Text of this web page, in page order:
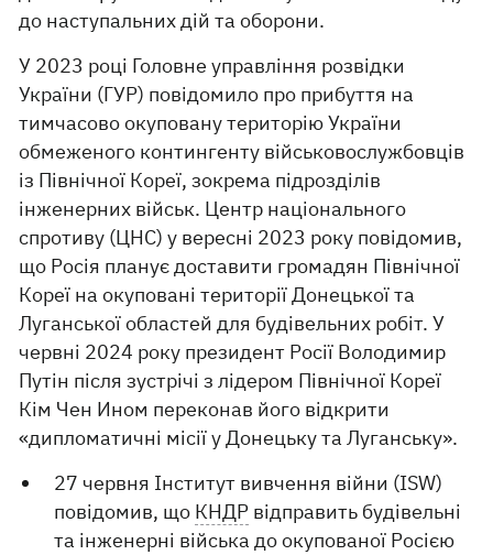
до наступальних дій та оборони.
У 2023 році Головне управління розвідки
України (ГУР) повідомило про прибуття на
тимчасово окуповану територію України
обмеженого контингенту військовослужбовців
із Північної Кореї, зокрема підрозділів
інженерних військ. Центр національного
спротиву (ЦНС) у вересні 2023 року повідомив,
що Росія планує доставити громадян Північної
Кореї на окуповані території Донецької та
Луганської областей для будівельних робіт. У
червні 2024 року президент Росії Володимир
Путін після зустрічі з лідером Північної Кореї
Кім Чен Ином переконав його відкрити
«дипломатичні місії у Донецьку та Луганську».
27 червня Інститут вивчення війни (ISW)
повідомив, що КНДР відправить будівельні
та інженерні війська до окупованої Росією